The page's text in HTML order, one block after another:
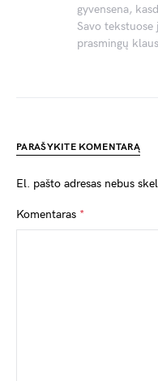
gyvensena,
Savo
prasmingų
PARAŠYKITE KOMENTARĄ
El. pašto adresas nebus
Komentaras *